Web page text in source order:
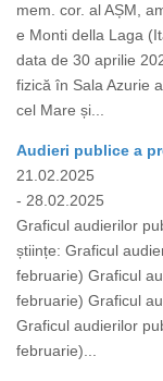
mem. cor. al AȘM,
e Monti della Laga
data de 30 aprilie
fizică în Sala Azurie
cel Mare și...
Audieri publice a
21.02.2025
- 28.02.2025
Graficul audierilor
științe: Graficul
februarie) Graficul
februarie) Graficul
Graficul audierilor
februarie)...